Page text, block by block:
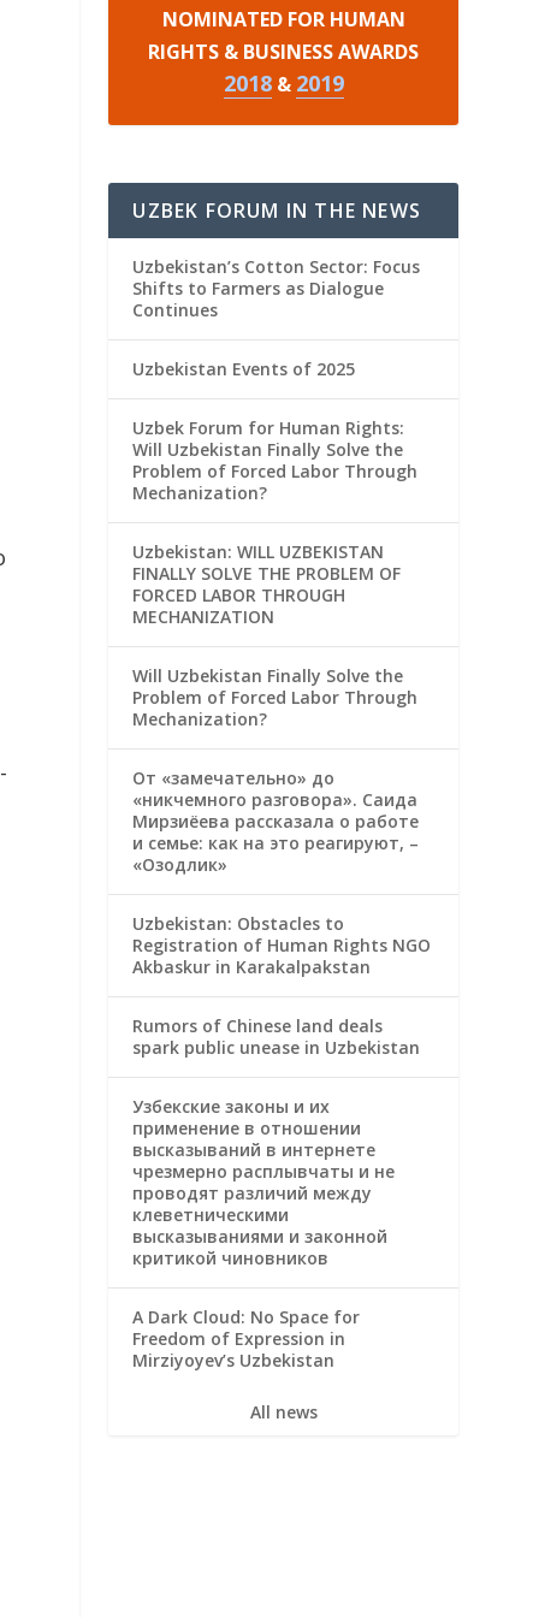
NOMINATED FOR HUMAN
RIGHTS & BUSINESS AWARDS
2018& 2019
UZBEK FORUM IN THE NEWS
Uzbekistan’s Cotton Sector: Focus
Shifts to Farmers as Dialogue
Continues
Uzbekistan Events of 2025
Uzbek Forum for Human Rights:
Will Uzbekistan Finally Solve the
Problem of Forced Labor Through
Mechanization?
Uzbekistan: WILL UZBEKISTAN
FINALLY SOLVE THE PROBLEM OF
FORCED LABOR THROUGH
MECHANIZATION
Will Uzbekistan Finally Solve the
Problem of Forced Labor Through
Mechanization?
От «замечательно» до
«никчемного разговора». Саида
Мирзиёева рассказала о работе
и семье: как на это реагируют, –
«Озодлик»
Uzbekistan: Obstacles to
Registration of Human Rights NGO
Akbaskur in Karakalpakstan
Rumors of Chinese land deals
spark public unease in Uzbekistan
Узбекские законы и их
применение в отношении
высказываний в интернете
чрезмерно расплывчаты и не
проводят различий между
клеветническими
высказываниями и законной
критикой чиновников
A Dark Cloud: No Space for
Freedom of Expression in
Mirziyoyev’s Uzbekistan
All news